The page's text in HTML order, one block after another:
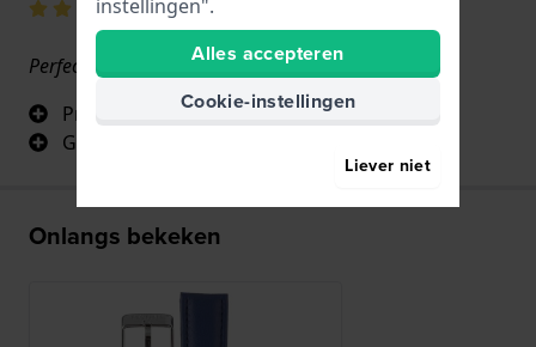
Perfect product, snelle levering. Ik raad aan
Professioneel
Gemakkelijk te gebruiken
Onlangs bekeken
instellingen".
Alles accepteren
Cookie-instellingen
Liever niet